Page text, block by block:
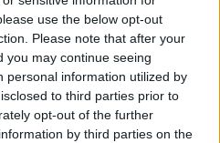
use the below opt-out
Please note that after your
you may continue seeing
personal information utilized by
to third parties prior to
opt-out of the further
by third parties on the
nem lesz már 100 dollár
olajárak egyik
természetesen az
pozitív hatások is: az
adócsökkentésként is
hatással bírhat.